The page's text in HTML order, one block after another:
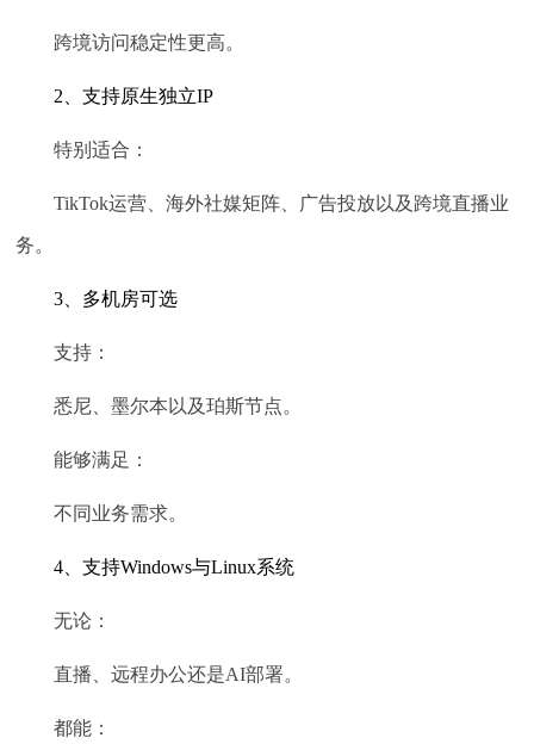
跨境访问稳定性更高。
2、支持原生独立IP
特别适合：
TikTok运营、海外社媒矩阵、广告投放以及跨境直播业
务。
3、多机房可选
支持：
悉尼、墨尔本以及珀斯节点。
能够满足：
不同业务需求。
4、支持Windows与Linux系统
无论：
直播、远程办公还是AI部署。
都能：